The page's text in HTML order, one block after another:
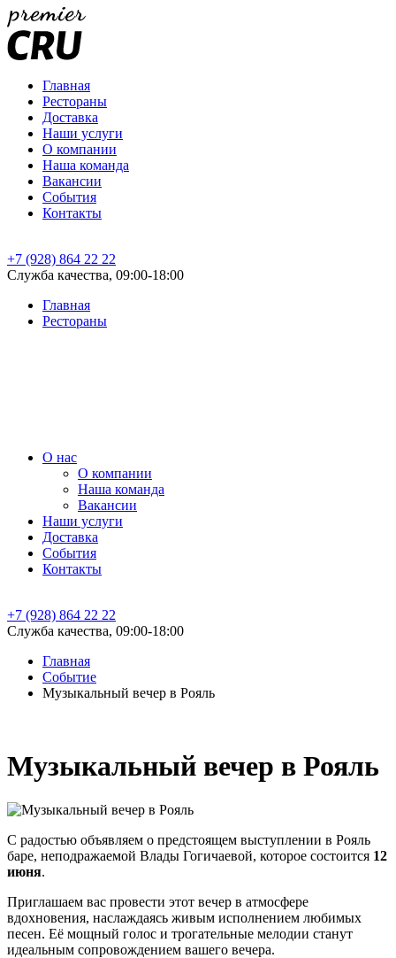
Главная
Рестораны
Доставка
Наши услуги
О компании
Наша команда
Вакансии
События
Контакты
+7 (928) 864 22 22
Служба качества, 09:00-18:00
Главная
Рестораны
О нас
О компании
Наша команда
Вакансии
Наши услуги
Доставка
События
Контакты
+7 (928) 864 22 22
Служба качества, 09:00-18:00
Главная
Событие
Музыкальный вечер в Рояль
Музыкальный вечер в Рояль
С радостью объявляем о предстоящем выступлении в Рояль
баре, неподражаемой Влады Гогичаевой, которое состоится 12
июня.
Приглашаем вас провести этот вечер в атмосфере
вдохновения, наслаждаясь живым исполнением любимых
песен. Её мощный голос и трогательные мелодии станут
идеальным сопровождением вашего вечера.